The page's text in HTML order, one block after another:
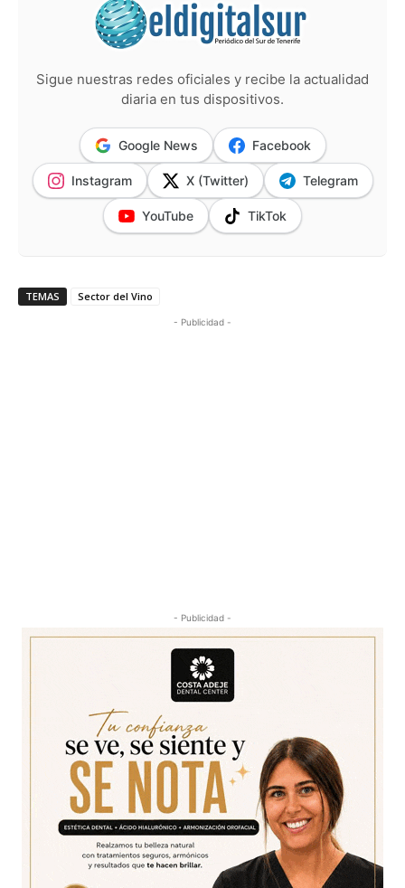
Sigue nuestras redes oficiales y recibe la actualidad
diaria en tus dispositivos.
Google News Facebook
Instagram X (Twitter) Telegram
YouTube TikTok
TEMAS Sector del Vino
- Publicidad -
- Publicidad -